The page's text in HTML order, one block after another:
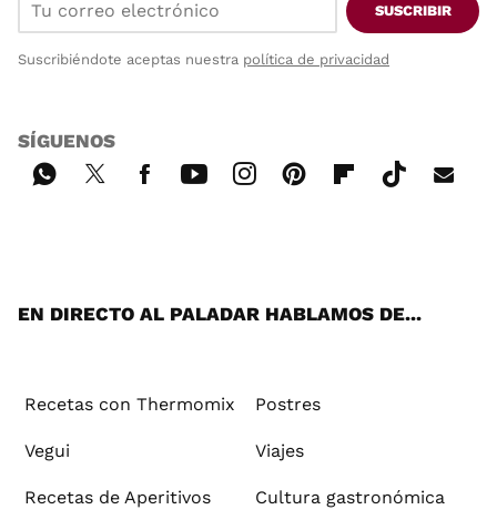
SUSCRIBIR
Suscribiéndote aceptas nuestra política de privacidad
SÍGUENOS
EN DIRECTO AL PALADAR HABLAMOS DE...
Recetas con Thermomix Postres
Vegui Viajes
Recetas de Aperitivos Cultura gastronómica